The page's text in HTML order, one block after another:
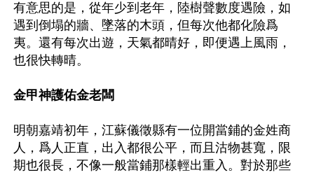
有意思的是，從年少到老年，陸樹聲數度遇險，如
遇到倒塌的牆、墜落的木頭，但每次他都化險爲
夷。還有每次出遊，天氣都晴好，即便遇上風雨，
也很快轉晴。
金甲神護佑金老闆
明朝嘉靖初年，江蘇儀徵縣有一位開當鋪的金姓商
人，爲人正直，出入都很公平，而且沽物甚寬，限
期也很長，不像一般當鋪那樣輕出重入。對於那些